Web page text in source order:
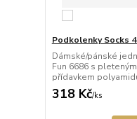
Podkolenky Socks 4
Dámské/pánské
Fun 6686 s
přídavkem
318 Kč/ks